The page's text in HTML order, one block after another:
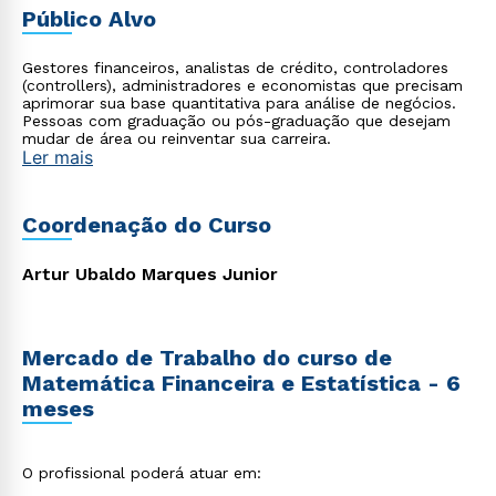
Público Alvo
Gestores financeiros, analistas de crédito, controladores
(controllers), administradores e economistas que precisam
aprimorar sua base quantitativa para análise de negócios.
Pessoas com graduação ou pós-graduação que desejam
mudar de área ou reinventar sua carreira.
Ler mais
Coordenação do Curso
Artur Ubaldo Marques Junior
Mercado de Trabalho do curso de
Matemática Financeira e Estatística - 6
meses
O profissional poderá atuar em: